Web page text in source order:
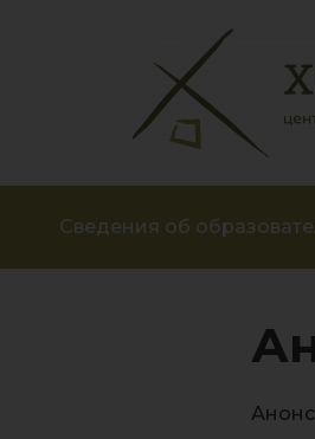
Сведения об
Анонс